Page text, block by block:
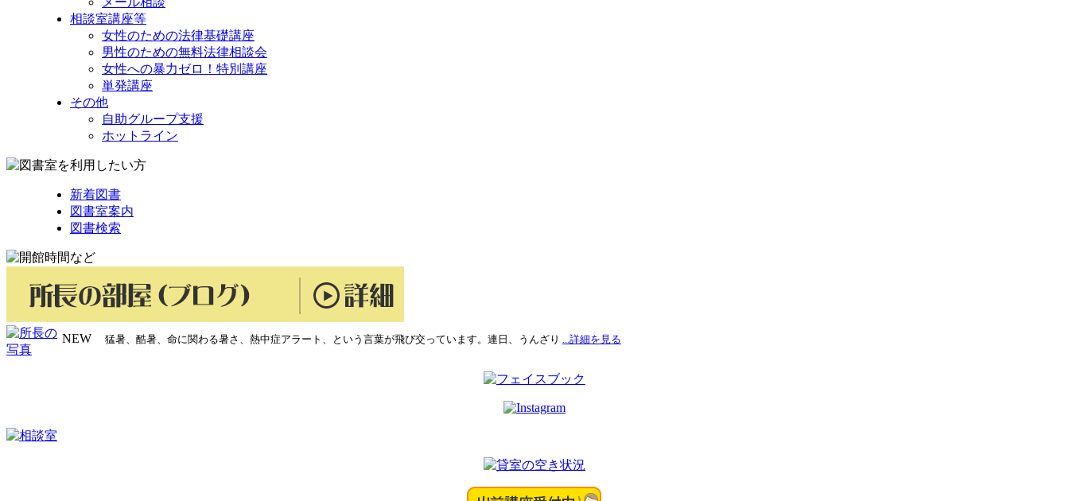
相談室講座等
女性のための法律基礎講座
男性のための無料法律相談会
女性への暴力ゼロ！特別講座
単発講座
その他
自助グループ支援
ホットライン
新着図書
図書室案内
図書検索
NEW 猛暑、酷暑、命に関わる暑さ、熱中症アラート、という言葉が飛び交っています。連日、うんざり ...詳細を見る